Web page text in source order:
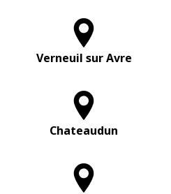
Verneuil sur Avre
Chateaudun